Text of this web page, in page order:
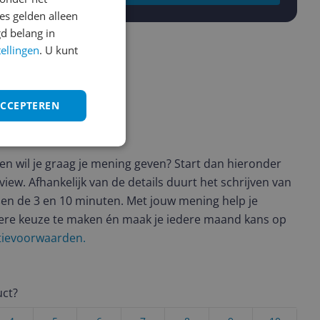
wil je graag je mening geven? Start dan hieronder
Afhankelijk van de details duurt het schrijven van
de 3 en 10 minuten. Met jouw mening help je
keuze te maken én maak je iedere maand kans op
gelden alleen
belang in
. U kunt